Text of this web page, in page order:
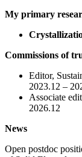
My primary
Commissions of
Editor,
2023.12 –
Associate
2026.12
News
Open postdoc